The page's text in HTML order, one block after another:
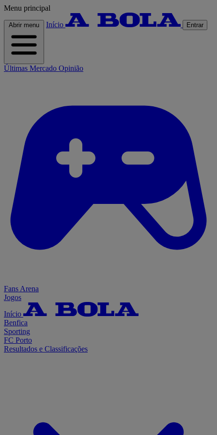
Menu principal
Abrir menu Início Entrar
Últimas Mercado Opinião
Fans Arena
Jogos
Início
Benfica
Sporting
FC Porto
Resultados e Classificações